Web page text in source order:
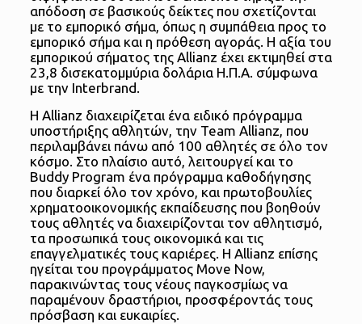
απόδοση σε βασικούς δείκτες που σχετίζονται
με το εμπορικό σήμα, όπως η συμπάθεια προς το
εμπορικό σήμα και η πρόθεση αγοράς. Η αξία του
εμπορικού σήματος της Allianz έχει εκτιμηθεί στα
23,8 δισεκατομμύρια δολάρια Η.Π.Α. σύμφωνα
με την Interbrand.
Η Allianz διαχειρίζεται ένα ειδικό πρόγραμμα
υποστήριξης αθλητών, την Team Allianz, που
περιλαμβάνει πάνω από 100 αθλητές σε όλο τον
κόσμο. Στο πλαίσιο αυτό, λειτουργεί και το
Buddy Program ένα πρόγραμμα καθοδήγησης
που διαρκεί όλο τον χρόνο, και πρωτοβουλίες
χρηματοοικονομικής εκπαίδευσης που βοηθούν
τους αθλητές να διαχειρίζονται τον αθλητισμό,
τα προσωπικά τους οικονομικά και τις
επαγγελματικές τους καριέρες. Η Allianz επίσης
ηγείται του προγράμματος Move Now,
παρακινώντας τους νέους παγκοσμίως να
παραμένουν δραστήριοι, προσφέροντάς τους
πρόσβαση και ευκαιρίες.